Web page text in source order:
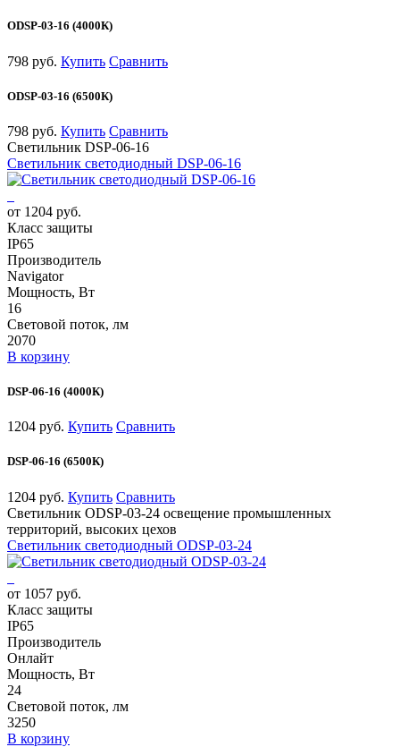
ODSP-03-16 (4000К)
798 руб. Купить Сравнить
ODSP-03-16 (6500К)
798 руб. Купить Сравнить
Светильник DSP-06-16
Светильник светодиодный DSP-06-16
от 1204 руб.
Класс защиты
IP65
Производитель
Navigator
Мощность, Вт
16
Световой поток, лм
2070
В корзину
DSP-06-16 (4000К)
1204 руб. Купить Сравнить
DSP-06-16 (6500К)
1204 руб. Купить Сравнить
Светильник ODSP-03-24 освещение промышленных
территорий, высоких цехов
Светильник светодиодный ODSP-03-24
от 1057 руб.
Класс защиты
IP65
Производитель
Онлайт
Мощность, Вт
24
Световой поток, лм
3250
В корзину